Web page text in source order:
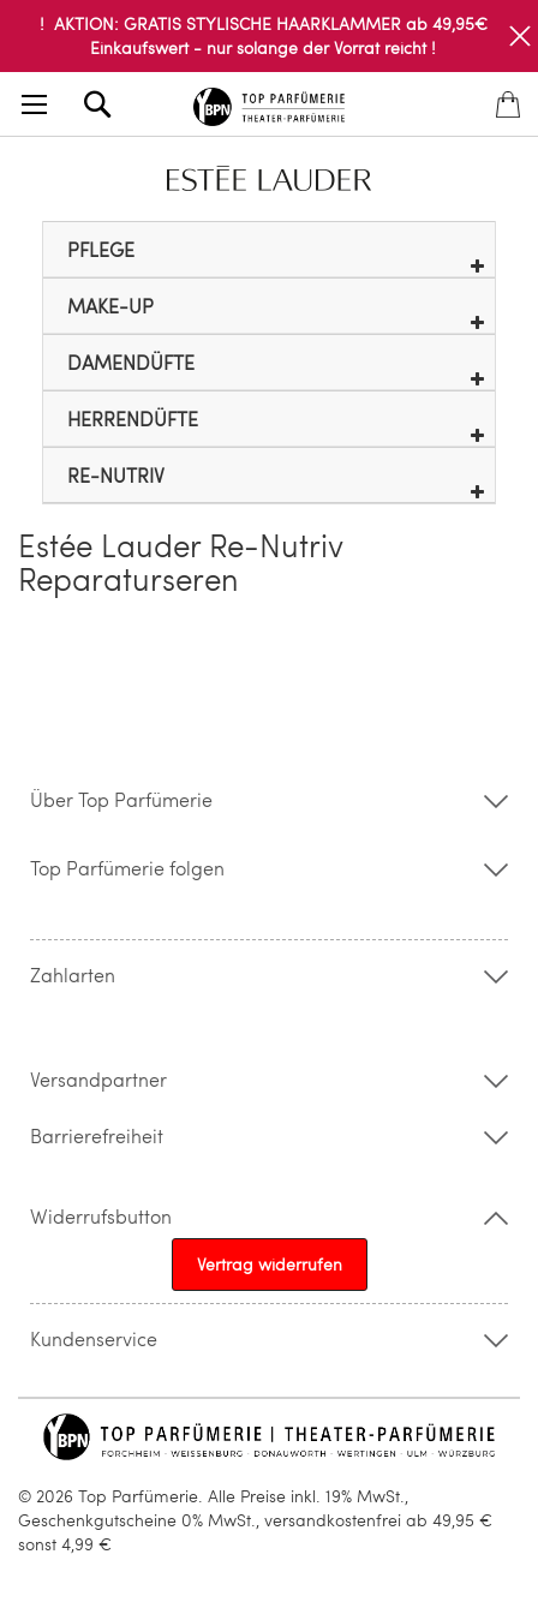
! AKTION: GRATIS STYLISCHE HAARKLAMMER ab 49,95€
Einkaufswert - nur solange der Vorrat reicht !
PFLEGE
MAKE-UP
DAMENDÜFTE
HERRENDÜFTE
RE-NUTRIV
Estée Lauder Re-Nutriv
Reparaturseren
Über Top Parfümerie
Storefinder
Kontakt
Widerrufsrecht & Rückgabebedingungen
Top Parfümerie folgen
Zahlarten
Versandpartner
Barrierefreiheit
Widerrufsbutton
Vertrag widerrufen
Kundenservice
info@topparfuemerie.de
© 2026 Top Parfümerie. Alle Preise inkl. 19% MwSt.,
Geschenkgutscheine 0% MwSt., versandkostenfrei ab 49,95 €
sonst 4,99 €